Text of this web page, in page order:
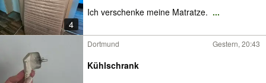
Anzeige aufgeben
4
Ich verschenke meine Matratze. ...
Dortmund Gestern, 20:43
Kühlschrank